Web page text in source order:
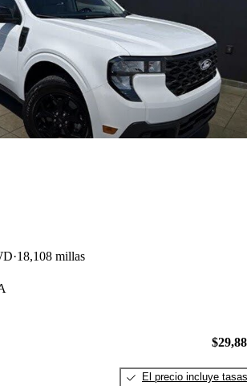
18,108 millas
El precio incluye tasas